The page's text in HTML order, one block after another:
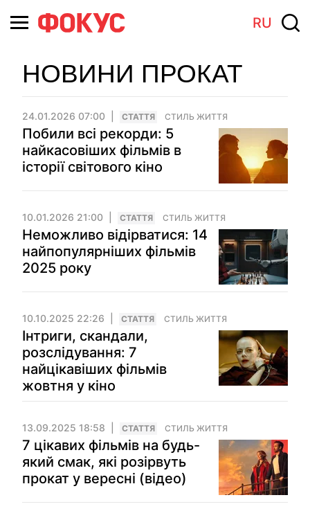
RU
НОВИНИ ПРОКАТ
24.01.2026 07:00 СТАТТЯ СТИЛЬ ЖИТТЯ
Побили всі рекорди: 5
найкасовіших фільмів в
історії світового кіно
10.01.2026 21:00 СТАТТЯ СТИЛЬ ЖИТТЯ
Неможливо відірватися: 14
найпопулярніших фільмів
2025 року
10.10.2025 22:26 СТАТТЯ СТИЛЬ ЖИТТЯ
Інтриги, скандали,
розслідування: 7
найцікавіших фільмів
жовтня у кіно
13.09.2025 18:58 СТАТТЯ СТИЛЬ ЖИТТЯ
7 цікавих фільмів на будь-
який смак, які розірвуть
прокат у вересні (відео)